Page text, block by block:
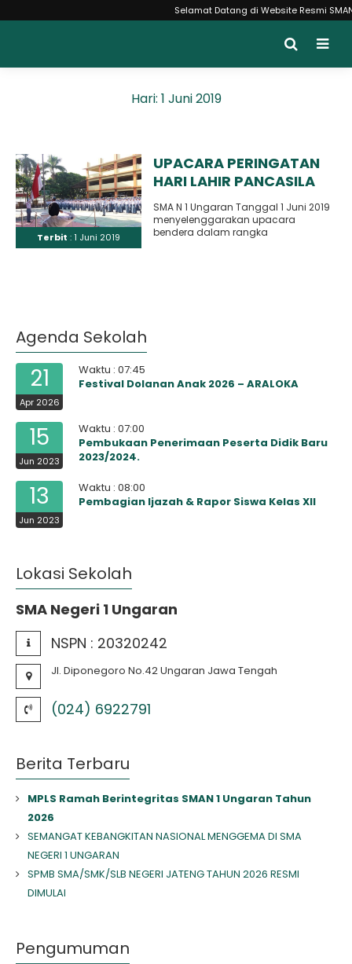
Selamat Datang di Website Resmi
Hari: 1 Juni 2019
Terbit : 1 Juni 2019
UPACARA PERINGATAN
HARI LAHIR PANCASILA
TH 2019
SMA N 1 Ungaran Tanggal 1 Juni 2019
menyelenggarakan upacara
bendera dalam rangka
Agenda Sekolah
21
Apr 2026
Waktu : 07:45
Festival Dolanan Anak 2026 – ARALOKA
15
Jun 2023
Waktu : 07:00
Pembukaan Penerimaan Peserta Didik Baru
2023/2024.
13
Jun 2023
Waktu : 08:00
Pembagian Ijazah & Rapor Siswa Kelas XII
Lokasi Sekolah
SMA Negeri 1 Ungaran
NSPN : 20320242
Jl. Diponegoro No.42 Ungaran Jawa Tengah
(024) 6922791
Berita Terbaru
MPLS Ramah Berintegritas SMAN 1 Ungaran Tahun
2026
SEMANGAT KEBANGKITAN NASIONAL MENGGEMA DI SMA
NEGERI 1 UNGARAN
SPMB SMA/SMK/SLB NEGERI JATENG TAHUN 2026 RESMI
DIMULAI
Pengumuman